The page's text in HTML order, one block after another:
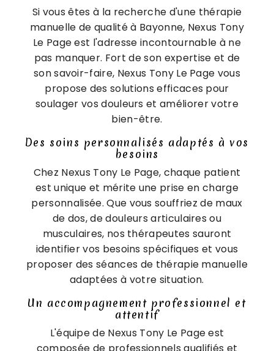
Si vous êtes à la recherche d'une thérapie
manuelle de qualité à Bayonne, Nexus Tony
Le Page est l'adresse incontournable à ne
pas manquer. Fort de son expertise et de
son savoir-faire, Nexus Tony Le Page vous
propose des solutions efficaces pour
soulager vos douleurs et améliorer votre
bien-être.
Des soins personnalisés adaptés à vos
besoins
Chez Nexus Tony Le Page, chaque patient
est unique et mérite une prise en charge
personnalisée. Que vous souffriez de maux
de dos, de douleurs articulaires ou
musculaires, nos thérapeutes sauront
identifier vos besoins spécifiques et vous
proposer des séances de thérapie manuelle
adaptées à votre situation.
Un accompagnement professionnel et
attentif
L'équipe de Nexus Tony Le Page est